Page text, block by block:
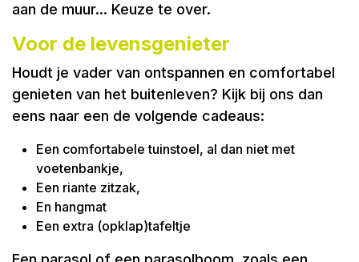
aan de muur... Keuze te over.
Voor de levensgenieter
Houdt je vader van ontspannen en comfortabel
genieten van het buitenleven? Kijk bij ons dan
eens naar een de volgende cadeaus:
Een comfortabele tuinstoel, al dan niet met
voetenbankje,
Een riante zitzak,
En hangmat
Een extra (opklap)tafeltje